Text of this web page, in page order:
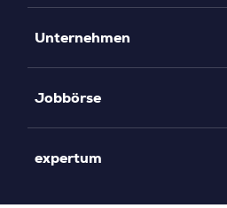
Unternehmen
Jobbörse
expertum